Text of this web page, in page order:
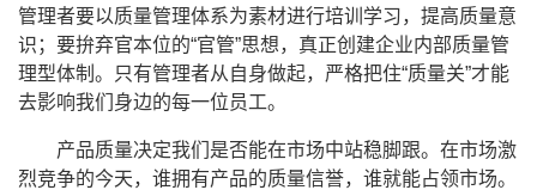
管理者要以质量管理体系为素材进行培训学习，提高质量意
识；要拚弃官本位的“官管”思想，真正创建企业内部质量管
理型体制。只有管理者从自身做起，严格把住“质量关”才能
去影响我们身边的每一位员工。
产品质量决定我们是否能在市场中站稳脚跟。在市场激
烈竞争的今天，谁拥有产品的质量信誉，谁就能占领市场。